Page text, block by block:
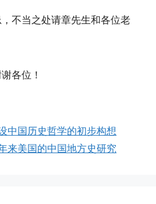
不当之处请章先生和各位老
各位！
中国历史哲学的初步构想
来美国的中国地方史研究